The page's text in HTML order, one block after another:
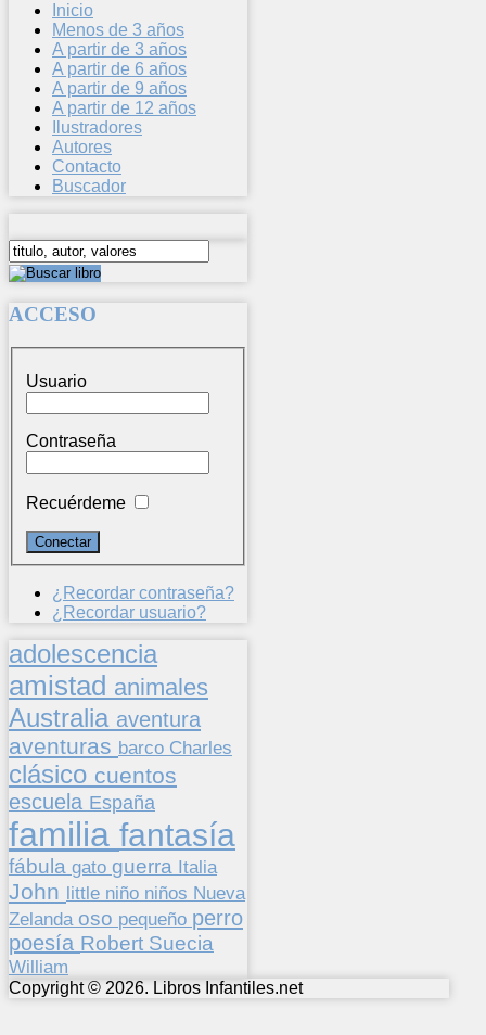
Inicio
Menos de 3 años
A partir de 3 años
A partir de 6 años
A partir de 9 años
A partir de 12 años
Ilustradores
Autores
Contacto
Buscador
ACCESO
Usuario
Contraseña
Recuérdeme
¿Recordar contraseña?
¿Recordar usuario?
adolescencia
amistad animales
Australia aventura
aventuras barco Charles
clásico cuentos
escuela España
familia fantasía
fábula gato guerra Italia
John little niño niños Nueva
Zelanda oso pequeño perro
poesía Robert Suecia
William
Copyright © 2026. Libros Infantiles.net